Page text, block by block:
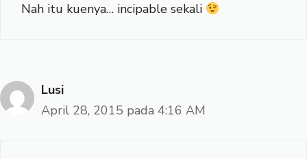
Nah itu kuenya… incipable sekali
Lusi
April 28, 2015 pada 4:16 AM